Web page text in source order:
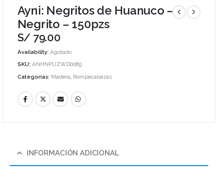
Ayni: Negritos de Huanuco –
Negrito – 150pzs
S/ 79.00
Availability: Agotado
SKU: ANHNPUZWD0089
Categorías: Madera, Rompecabezas
INFORMACIÓN ADICIONAL